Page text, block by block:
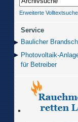
Erweiterte Volltextsuche
Service
Baulicher
Photovoltaik-
für Betreiber